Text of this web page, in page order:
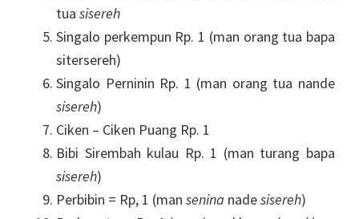
tua sisereh
Singalo perkempun Rp. 1 (man orang tua bapa
sitersereh)
Singalo Perninin Rp. 1 (man orang tua nande
sisereh)
Ciken – Ciken Puang Rp. 1
Bibi Sirembah kulau Rp. 1 (man turang bapa
sisereh)
Perbibin = Rp, 1 (man senina nadesisereh)